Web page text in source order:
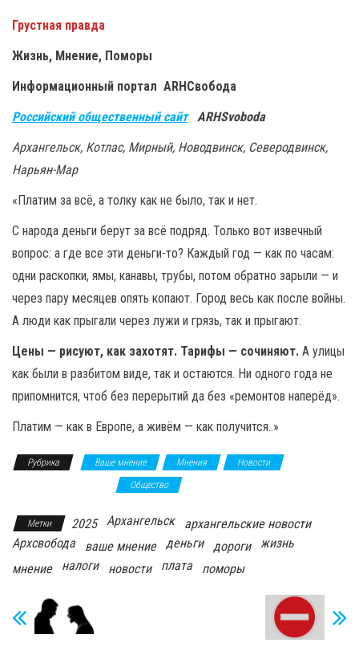
Грустная правда
Жизнь, Мнение, Поморы
Информационный портал ARHСвобода
Российский общественный сайтARHSvoboda
Архангельск, Котлас, Мирный, Новодвинск, Северодвинск,
Нарьян-Мар
«Платим за всё, а толку как не было, так и нет.
С народа деньги берут за всё подряд. Только вот извечный
вопрос: а где все эти деньги-то? Каждый год — как по часам:
одни раскопки, ямы, канавы, трубы, потом обратно зарыли — и
через пару месяцев опять копают. Город весь как после войны.
А люди как прыгали через лужи и грязь, так и прыгают.
Цены — рисуют, как захотят. Тарифы — сочиняют. А улицы
как были в разбитом виде, так и остаются. Ни одного года не
припомнится, чтоб без перерытий да без «ремонтов наперёд».
Платим — как в Европе, а живём — как получится..»
Рубрика Ваше мнение Мнения
Новости
Общество
Метки 2025 Архангельск
архангельские новости
Архсвобода
ваше мнение деньги дороги
жизнь
мнение
налоги новости плата поморы